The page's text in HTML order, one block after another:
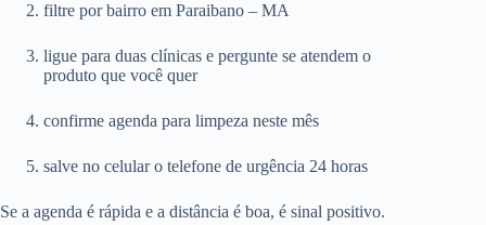
filtre por bairro em Paraibano – MA
ligue para duas clínicas e pergunte se atendem o
produto que você quer
confirme agenda para limpeza neste mês
salve no celular o telefone de urgência 24 horas
Se a agenda é rápida e a distância é boa, é sinal positivo.